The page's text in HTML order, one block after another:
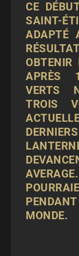
CE
SAINT-
ADAPTÉ
OBTENIR
APRÈS
VERTS
TROIS
MONDE.